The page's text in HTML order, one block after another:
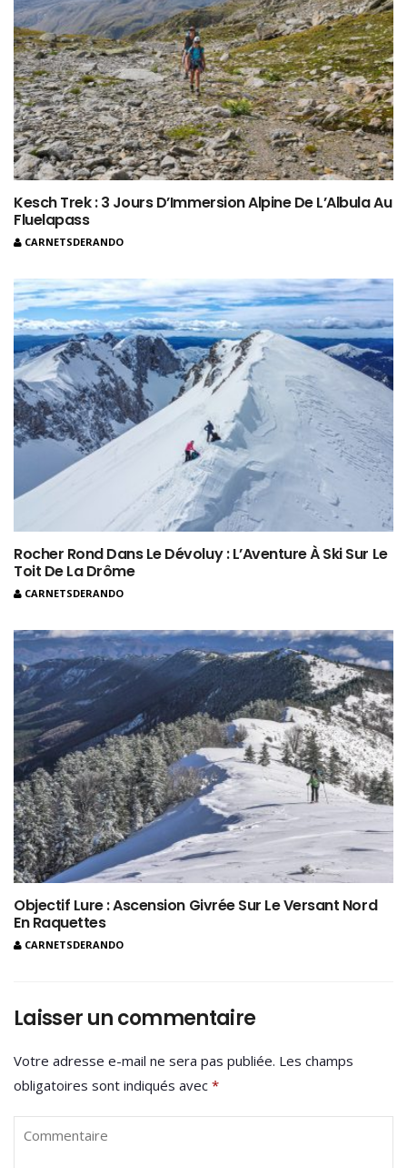
Kesch Trek : 3 Jours D’Immersion Alpine De L’Albula Au
Fluelapass
CARNETSDERANDO
Rocher Rond Dans Le Dévoluy : L’Aventure À Ski Sur Le
Toit De La Drôme
CARNETSDERANDO
Objectif Lure : Ascension Givrée Sur Le Versant Nord
En Raquettes
CARNETSDERANDO
Laisser un commentaire
Votre adresse e-mail ne sera pas publiée. Les champs
obligatoires sont indiqués avec *